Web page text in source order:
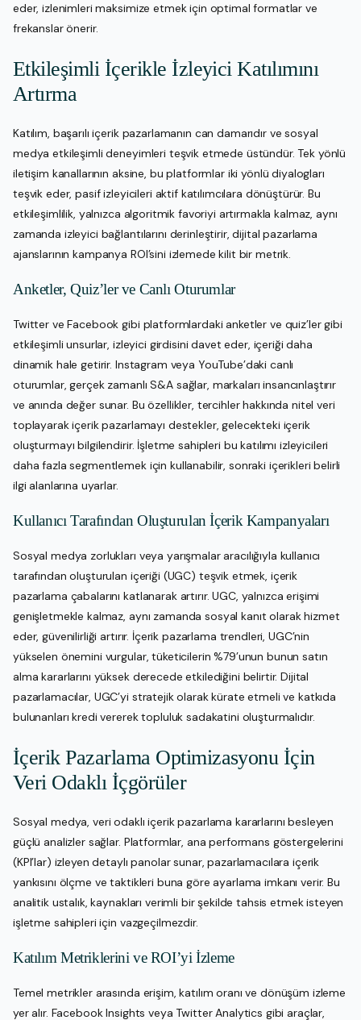
eder, izlenimleri maksimize etmek için optimal formatlar ve
frekanslar önerir.
Etkileşimli İçerikle İzleyici Katılımını
Artırma
Katılım, başarılı içerik pazarlamanın can damarıdır ve sosyal
medya etkileşimli deneyimleri teşvik etmede üstündür. Tek yönlü
iletişim kanallarının aksine, bu platformlar iki yönlü diyalogları
teşvik eder, pasif izleyicileri aktif katılımcılara dönüştürür. Bu
etkileşimlilik, yalnızca algoritmik favoriyi artırmakla kalmaz, aynı
zamanda izleyici bağlantılarını derinleştirir, dijital pazarlama
ajanslarının kampanya ROI’sini izlemede kilit bir metrik.
Anketler, Quiz’ler ve Canlı Oturumlar
Twitter ve Facebook gibi platformlardaki anketler ve quiz’ler gibi
etkileşimli unsurlar, izleyici girdisini davet eder, içeriği daha
dinamik hale getirir. Instagram veya YouTube’daki canlı
oturumlar, gerçek zamanlı S&A sağlar, markaları insancınlaştırır
ve anında değer sunar. Bu özellikler, tercihler hakkında nitel veri
toplayarak içerik pazarlamayı destekler, gelecekteki içerik
oluşturmayı bilgilendirir. İşletme sahipleri bu katılımı izleyicileri
daha fazla segmentlemek için kullanabilir, sonraki içerikleri belirli
ilgi alanlarına uyarlar.
Kullanıcı Tarafından Oluşturulan İçerik Kampanyaları
Sosyal medya zorlukları veya yarışmalar aracılığıyla kullanıcı
tarafından oluşturulan içeriği (UGC) teşvik etmek, içerik
pazarlama çabalarını katlanarak artırır. UGC, yalnızca erişimi
genişletmekle kalmaz, aynı zamanda sosyal kanıt olarak hizmet
eder, güvenilirliği artırır. İçerik pazarlama trendleri, UGC’nin
yükselen önemini vurgular, tüketicilerin %79’unun bunun satın
alma kararlarını yüksek derecede etkilediğini belirtir. Dijital
pazarlamacılar, UGC’yi stratejik olarak kürate etmeli ve katkıda
bulunanları kredi vererek topluluk sadakatini oluşturmalıdır.
İçerik Pazarlama Optimizasyonu İçin
Veri Odaklı İçgörüler
Sosyal medya, veri odaklı içerik pazarlama kararlarını besleyen
güçlü analizler sağlar. Platformlar, ana performans göstergelerini
(KPI’lar) izleyen detaylı panolar sunar, pazarlamacılara içerik
yankısını ölçme ve taktikleri buna göre ayarlama imkanı verir. Bu
analitik ustalık, kaynakları verimli bir şekilde tahsis etmek isteyen
işletme sahipleri için vazgeçilmezdir.
Katılım Metriklerini ve ROI’yi İzleme
Temel metrikler arasında erişim, katılım oranı ve dönüşüm izleme
yer alır. Facebook Insights veya Twitter Analytics gibi araçlar,